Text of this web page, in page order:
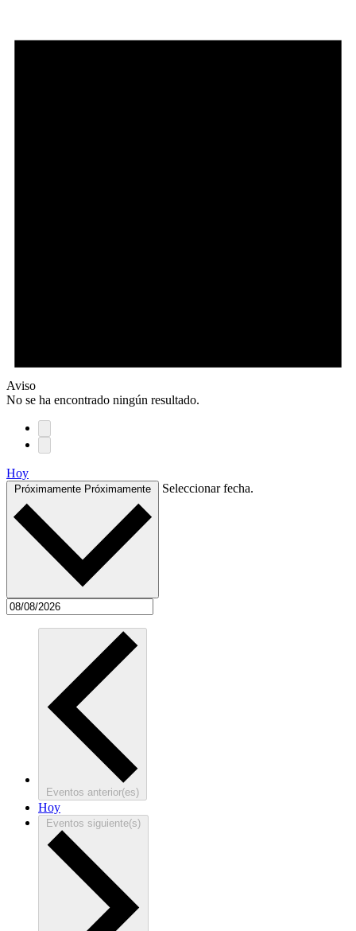
Aviso
No se ha encontrado ningún resultado.
Hoy
Próximamente Próximamente Seleccionar fecha.
Eventos anterior(es)
Hoy
Eventos siguiente(s)